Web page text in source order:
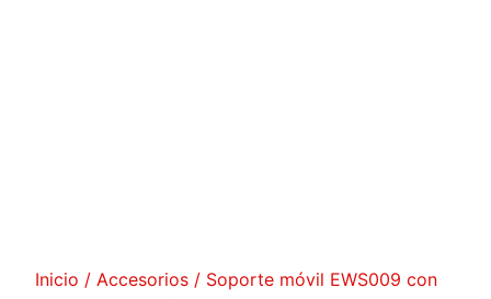
Inicio /Accesorios / Soporte móvil EWS009 con